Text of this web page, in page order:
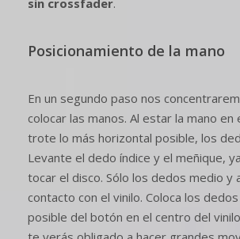
sin crossfader.
Posicionamiento de la mano
En un segundo paso nos
colocar las manos. Al estar la mano en
trote lo más horizontal posible, los
Levante el dedo índice y el meñique,
tocar el disco. Sólo los dedos medio y
contacto con el vinilo. Coloca los
posible del botón en el centro del